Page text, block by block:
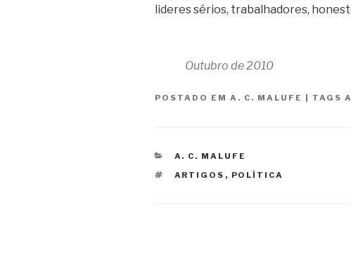
lideres sérios, trabalhadores,
Outubro de 2010
POSTADO EM A. C. MALUFE | TAGS
CATEGORIAS
A. C. MALUFE
TAGS
ARTIGOS , POLÍTICA